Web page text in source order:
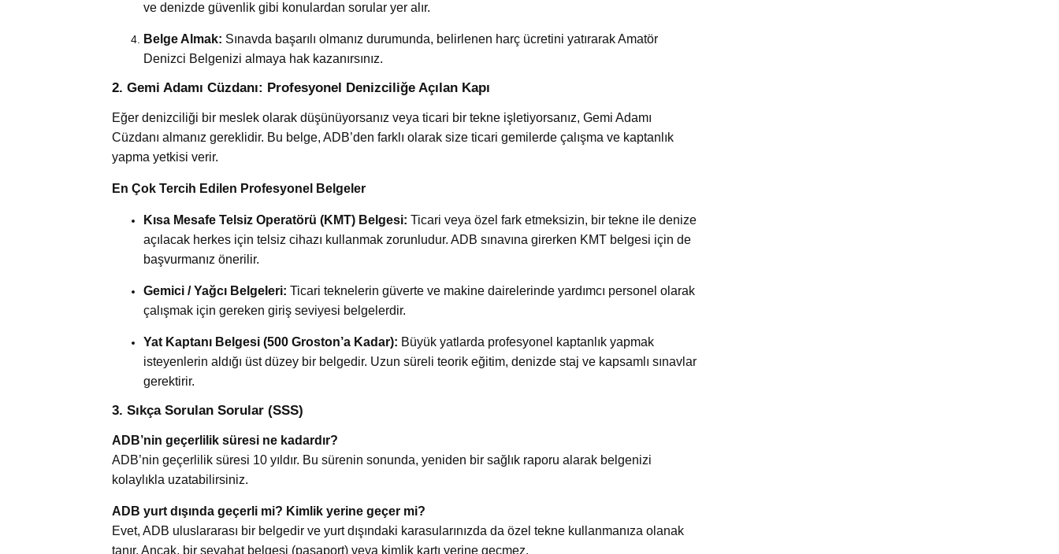
ve denizde güvenlik gibi konulardan sorular yer alır.
Belge Almak: Sınavda başarılı olmanız durumunda, belirlenen harç ücretini yatırarak Amatör
Denizci Belgenizi almaya hak kazanırsınız.
2. Gemi Adamı Cüzdanı: Profesyonel Denizciliğe Açılan Kapı
Eğer denizciliği bir meslek olarak düşünüyorsanız veya ticari bir tekne işletiyorsanız, Gemi Adamı
Cüzdanı almanız gereklidir. Bu belge, ADB’den farklı olarak size ticari gemilerde çalışma ve kaptanlık
yapma yetkisi verir.
En Çok Tercih Edilen Profesyonel Belgeler
Kısa Mesafe Telsiz Operatörü (KMT) Belgesi: Ticari veya özel fark etmeksizin, bir tekne ile denize
açılacak herkes için telsiz cihazı kullanmak zorunludur. ADB sınavına girerken KMT belgesi için de
başvurmanız önerilir.
Gemici / Yağcı Belgeleri: Ticari teknelerin güverte ve makine dairelerinde yardımcı personel olarak
çalışmak için gereken giriş seviyesi belgelerdir.
Yat Kaptanı Belgesi (500 Groston’a Kadar): Büyük yatlarda profesyonel kaptanlık yapmak
isteyenlerin aldığı üst düzey bir belgedir. Uzun süreli teorik eğitim, denizde staj ve kapsamlı sınavlar
gerektirir.
3. Sıkça Sorulan Sorular (SSS)
ADB’nin geçerlilik süresi ne kadardır?
ADB’nin geçerlilik süresi 10 yıldır. Bu sürenin sonunda, yeniden bir sağlık raporu alarak belgenizi
kolaylıkla uzatabilirsiniz.
ADB yurt dışında geçerli mi? Kimlik yerine geçer mi?
Evet, ADB uluslararası bir belgedir ve yurt dışındaki karasularınızda da özel tekne kullanmanıza olanak
tanır. Ancak, bir seyahat belgesi (pasaport) veya kimlik kartı yerine geçmez.